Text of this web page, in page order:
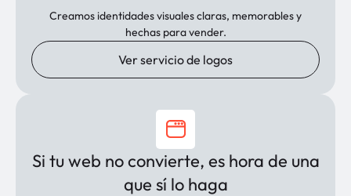
Creamos identidades visuales claras, memorables y
hechas para vender.
Ver servicio de logos
Si tu web no convierte, es hora de una
que sí lo haga